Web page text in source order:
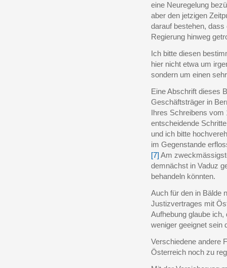
eine Neuregelung
aber den jetzigen
darauf bestehen,
Regierung hinweg
Ich bitte diesen
hier nicht etwa um
sondern um einen
Eine Abschrift dieses
Geschäftsträger in
Ihres Schreibens vom
entscheidende
und ich bitte
im Gegenstande
[7] Am
demnächst in Vaduz
behandeln könnten.
Auch für den in Bälde
Justizvertrages mit
Aufhebung glaube
weniger geeignet sein
Verschiedene andere
Österreich noch zu